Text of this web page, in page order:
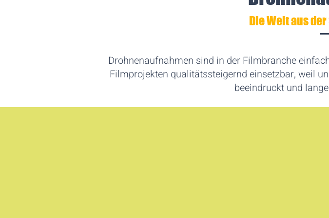
Die Welt aus
Drohnenaufnahmen sind in der Filmbranche
Filmprojekten qualitätssteigernd einsetzbar, weil
beeindruckt und